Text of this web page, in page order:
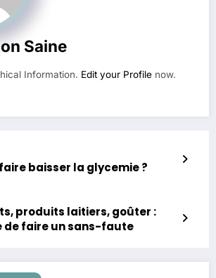
Saine
Information. Edit your Profile now.
baisser la glycemie ?
produits laitiers, goûter :
de faire un sans-faute